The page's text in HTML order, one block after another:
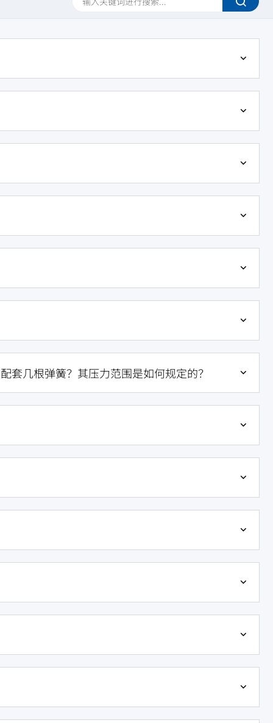
套几根弹簧？其压力范围是如何规定的？